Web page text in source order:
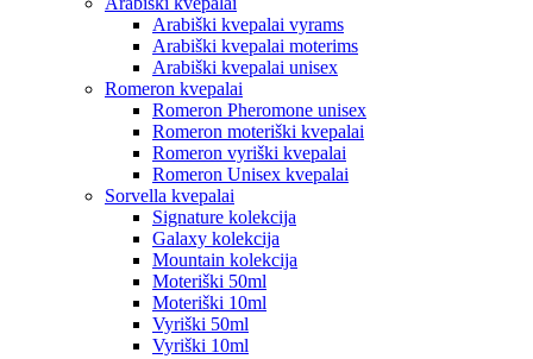
Arabiški kvepalai vyrams
Arabiški kvepalai moterims
Arabiški kvepalai unisex
Romeron kvepalai
Romeron Pheromone unisex
Romeron moteriški kvepalai
Romeron vyriški kvepalai
Romeron Unisex kvepalai
Sorvella kvepalai
Signature kolekcija
Galaxy kolekcija
Mountain kolekcija
Moteriški 50ml
Moteriški 10ml
Vyriški 50ml
Vyriški 10ml